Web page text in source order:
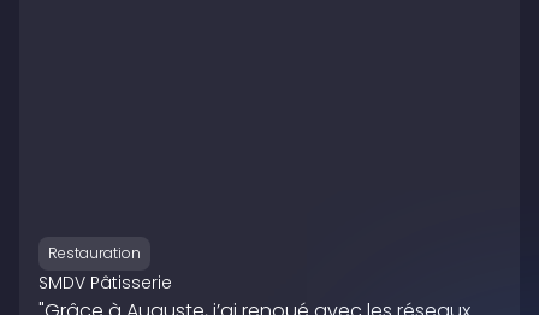
Restauration
SMDV Pâtisserie